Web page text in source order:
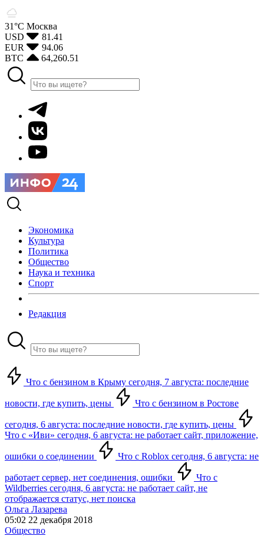
31°С Москва
USD
81.41
EUR
94.06
BTC
64,260.51
Экономика
Культура
Политика
Общество
Наука и техника
Спорт
Редакция
Что с бензином в Крыму сегодня, 7 августа: последние
новости, где купить, цены Что с бензином в Ростове
сегодня, 6 августа: последние новости, где купить, цены
Что с «Иви» сегодня, 6 августа: не работает сайт, приложение,
ошибки о соединении Что с Roblox сегодня, 6 августа: не
работает сервер, нет соединения, ошибки
Что с
Wildberries сегодня, 6 августа: не работает сайт, не
отображается статус, нет поиска
Ольга Лазарева
05:02 22 декабря 2018
Общество